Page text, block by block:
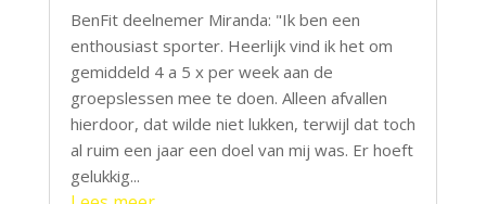
BenFit deelnemer Miranda: "Ik ben een
enthousiast sporter. Heerlijk vind ik het om
gemiddeld 4 a 5 x per week aan de
groepslessen mee te doen. Alleen afvallen
hierdoor, dat wilde niet lukken, terwijl dat toch
al ruim een jaar een doel van mij was. Er hoeft
gelukkig...